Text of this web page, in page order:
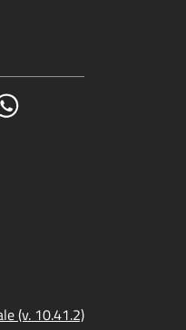
(v. 10.41.2)